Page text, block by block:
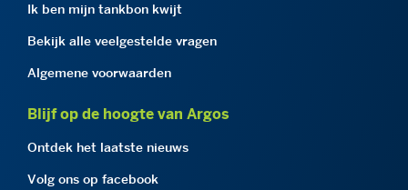
Ik ben mijn tankbon kwijt
Bekijk alle veelgestelde vragen
Algemene voorwaarden
Blijf op de hoogte van Argos
Ontdek het laatste nieuws
Volg ons op facebook